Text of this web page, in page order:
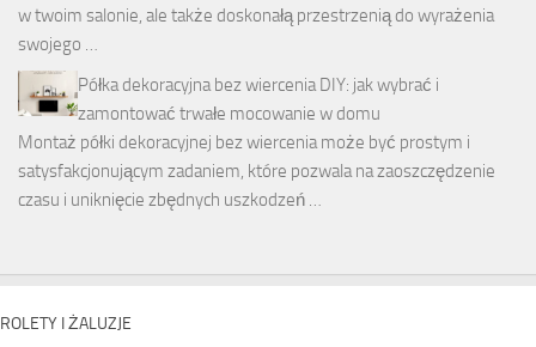
w twoim salonie, ale także doskonałą przestrzenią do wyrażenia
swojego …
Półka dekoracyjna bez wiercenia DIY: jak wybrać i
zamontować trwałe mocowanie w domu
Montaż półki dekoracyjnej bez wiercenia może być prostym i
satysfakcjonującym zadaniem, które pozwala na zaoszczędzenie
czasu i uniknięcie zbędnych uszkodzeń …
ROLETY I ŻALUZJE